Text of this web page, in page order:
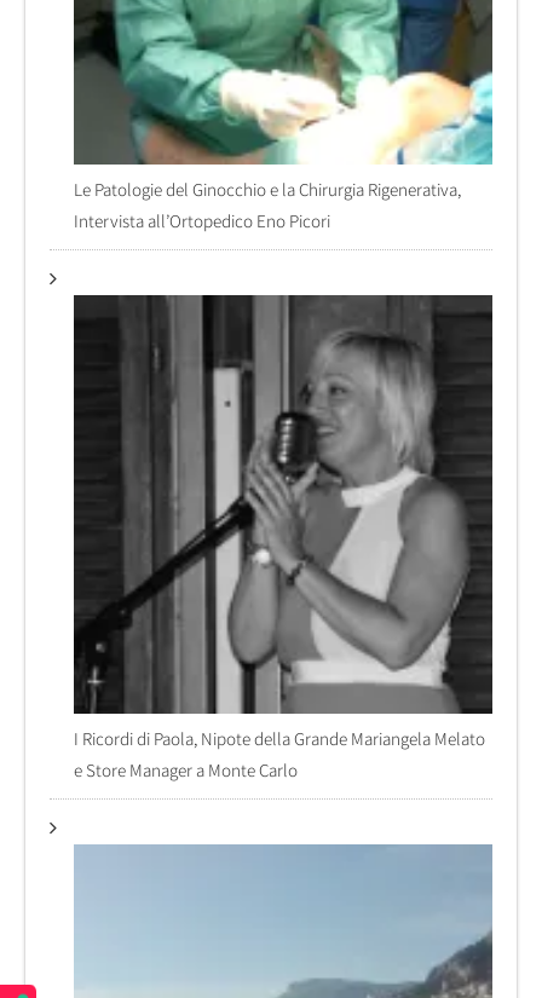
Le Patologie del Ginocchio e la Chirurgia Rigenerativa,
Intervista all’Ortopedico Eno Picori
I Ricordi di Paola, Nipote della Grande Mariangela Melato
e Store Manager a Monte Carlo